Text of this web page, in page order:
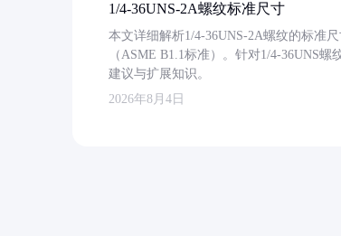
1/4-36UNS-2A螺纹标准尺寸
本文详细解析1/4-36UNS-2A螺纹的标准
（ASME B1.1标准）。针对1/4-36UNS
建议与扩展知识。
2026年8月4日